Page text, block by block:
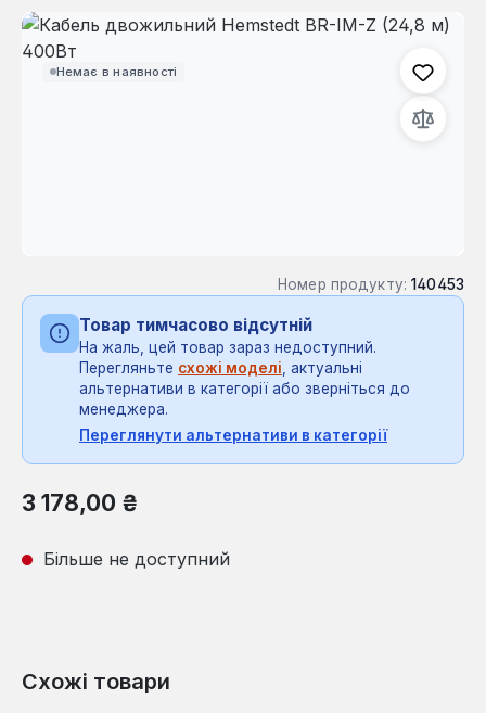
Немає в наявності
Пропустити галерею зображень
Номер продукту: 140453
Товар тимчасово відсутній
На жаль, цей товар зараз недоступний.
Перегляньте схожі моделі , актуальні
альтернативи в категорії або зверніться до
менеджера.
Переглянути альтернативи в категорії
Звичайна ціна:
3 178,00 ₴
Більше не доступний
Схожі товари